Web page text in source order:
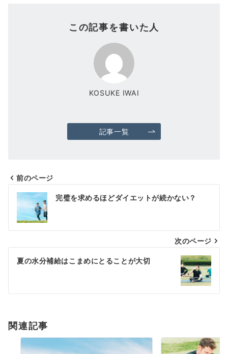
この記事を書いた人
KOSUKE IWAI
記事一覧
投
稿
ナ
ビ
ゲ
シ
ン
前のページ
完璧を求めるほどダイエットが続かない？
次のページ
夏の水分補給はこまめにとることが大切
関連記事